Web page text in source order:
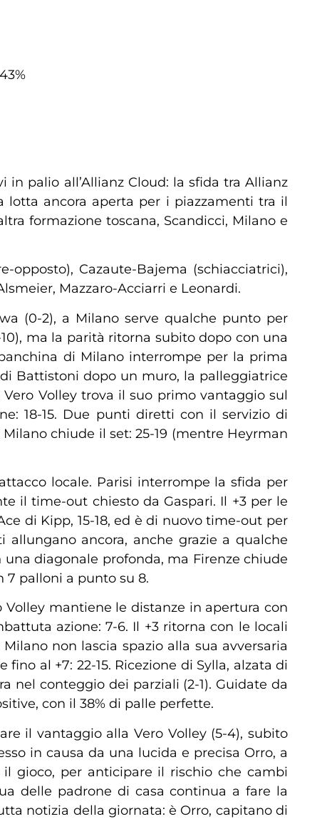
palio all’Allianz Cloud: la sfida tra Allianz
lotta ancora aperta per i piazzamenti tra il
formazione toscana, Scandicci, Milano e
Cazaute-Bajema (schiacciatrici),
Mazzaro-Acciarri e Leonardi.
(0-2), a Milano serve qualche punto per
ma la parità ritorna subito dopo con una
di Milano interrompe per la prima
Battistoni dopo un muro, la palleggiatrice
Volley trova il suo primo vantaggio sul
18-15. Due punti diretti con il servizio di
Milano chiude il set: 25-19 (mentre Heyrman
locale. Parisi interrompe la sfida per
il time-out chiesto da Gaspari. Il +3 per le
di Kipp, 15-18, ed è di nuovo time-out per
allungano ancora, anche grazie a qualche
diagonale profonda, ma Firenze chiude
7 palloni a punto su 8.
Volley mantiene le distanze in apertura con
azione: 7-6. Il +3 ritorna con le locali
non lascia spazio alla sua avversaria
al +7: 22-15. Ricezione di Sylla, alzata di
nel conteggio dei parziali (2-1). Guidate da
con il 38% di palle perfette.
il vantaggio alla Vero Volley (5-4), subito
in causa da una lucida e precisa Orro, a
il gioco, per anticipare il rischio che cambi
delle padrone di casa continua a fare la
notizia della giornata: è Orro, capitano di